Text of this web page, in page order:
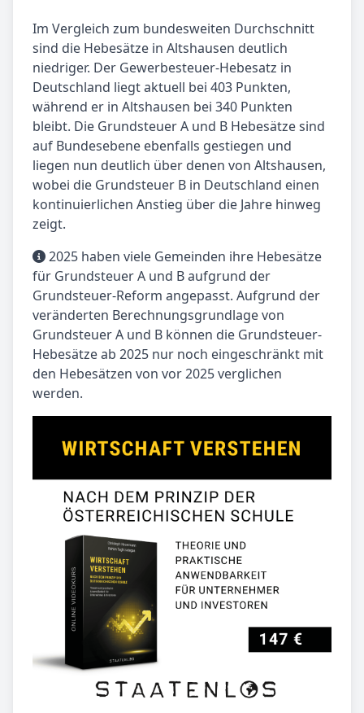
Im Vergleich zum bundesweiten Durchschnitt
sind die Hebesätze in Altshausen deutlich
niedriger. Der Gewerbesteuer-Hebesatz in
Deutschland liegt aktuell bei 403 Punkten,
während er in Altshausen bei 340 Punkten
bleibt. Die Grundsteuer A und B Hebesätze sind
auf Bundesebene ebenfalls gestiegen und
liegen nun deutlich über denen von Altshausen,
wobei die Grundsteuer B in Deutschland einen
kontinuierlichen Anstieg über die Jahre hinweg
zeigt.
2025 haben viele Gemeinden ihre Hebesätze
für Grundsteuer A und B aufgrund der
Grundsteuer-Reform angepasst. Aufgrund der
veränderten Berechnungsgrundlage von
Grundsteuer A und B können die Grundsteuer-
Hebesätze ab 2025 nur noch eingeschränkt mit
den Hebesätzen von vor 2025 verglichen
werden.